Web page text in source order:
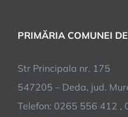
PRIMĂRIA COMUNEI
Str Principala nr. 175
547205 – Deda, jud.
Telefon: 0265 556 412 ,